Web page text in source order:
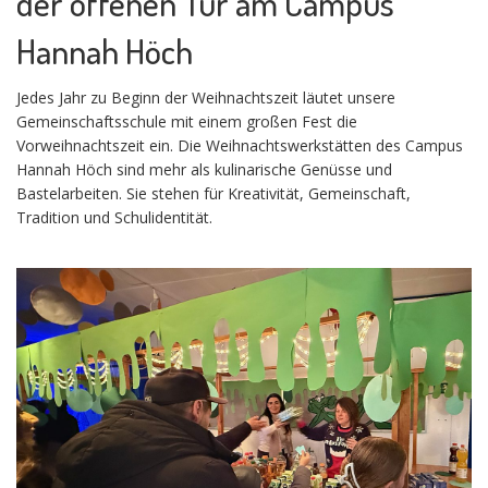
Hannah Höch
Jedes Jahr zu Beginn der Weihnachtszeit läutet unsere
Gemeinschaftsschule mit einem großen Fest die
Vorweihnachtszeit ein. Die Weihnachtswerkstätten des Campus
Hannah Höch sind mehr als kulinarische Genüsse und
Bastelarbeiten. Sie stehen für Kreativität, Gemeinschaft,
Tradition und Schulidentität.